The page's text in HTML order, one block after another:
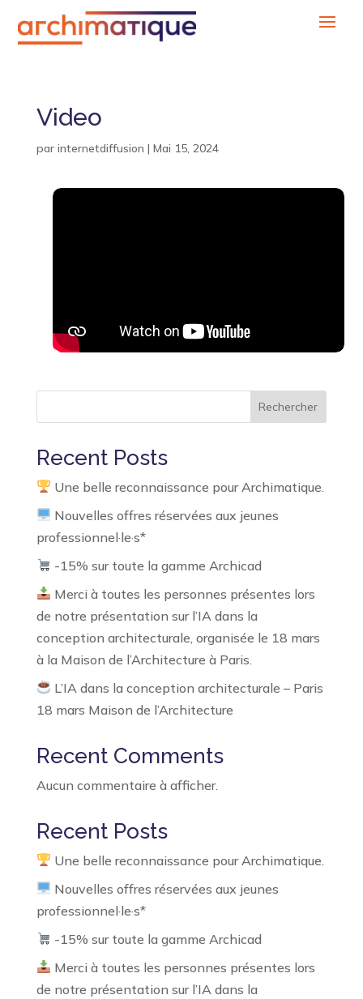
Video
par internetdiffusion | Mai 15, 2024
Rechercher
Recent Posts
Une belle reconnaissance pour Archimatique.
Nouvelles offres réservées aux jeunes
professionnel·le·s*
-15% sur toute la gamme Archicad
Merci à toutes les personnes présentes lors
de notre présentation sur l’IA dans la
conception architecturale, organisée le 18 mars
à la Maison de l’Architecture à Paris.
L’IA dans la conception architecturale – Paris
18 mars Maison de l’Architecture
Recent Comments
Aucun commentaire à afficher.
Recent Posts
Une belle reconnaissance pour Archimatique.
Nouvelles offres réservées aux jeunes
professionnel·le·s*
-15% sur toute la gamme Archicad
Merci à toutes les personnes présentes lors
de notre présentation sur l’IA dans la